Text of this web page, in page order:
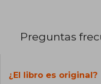
Preguntas
¿El libro es original?